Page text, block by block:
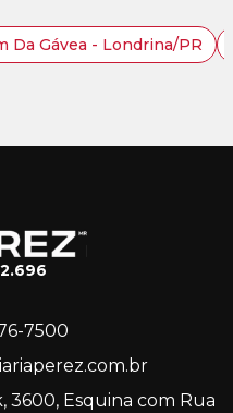
Da Gávea - Londrina/PR
7500
3600, Esquina com Rua